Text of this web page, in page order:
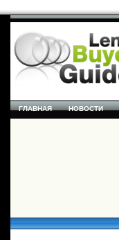
ГЛАВНАЯ НОВОСТИ